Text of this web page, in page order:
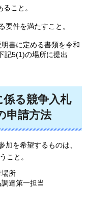
こと。
要件を満たすこと。
書に定める書類を令和
記5(1)の場所に提出
る競争入札
申請方法
加を希望するものは、
こと。
所
達第一担当